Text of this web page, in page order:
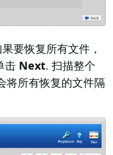
要恢复所有文件，
击 Next. 扫描整个
将所有恢复的文件隔